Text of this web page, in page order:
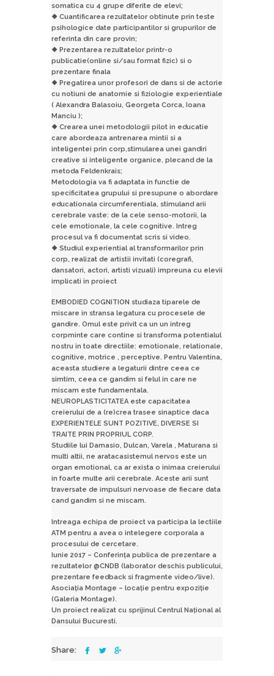
somatica cu 4 grupe diferite de elevi;
❖ Cuantificarea rezultatelor obtinute prin teste
psihologice date participantilor si grupurilor de
referinta din care provin;
❖ Prezentarea rezultatelor printr-o
publicatie(online si/sau format fizic) si o
prezentare finala
❖ Pregatirea unor profesori de dans si de actorie
cu notiuni de anatomie si fiziologie experientiale
( Alexandra Balasoiu, Georgeta Corca, Ioana
Manciu );
❖ Crearea unei metodologii pilot in educatie
care abordeaza antrenarea mintii si a
inteligentei prin corp,stimularea unei gandiri
creative si inteligente organice, plecand de la
metoda Feldenkrais;
Metodologia va fi adaptata in functie de
specificitatea grupului si presupune o abordare
educationala circumferentiala, stimuland arii
cerebrale vaste: de la cele senso-motorii, la
cele emotionale, la cele cognitive. Intreg
procesul va fi documentat scris si video.
❖ Studiul experiential al transformarilor prin
corp, realizat de artistii invitati (coregrafi,
dansatori, actori, artisti vizuali) impreuna cu elevii
implicati in proiect
EMBODIED COGNITION studiaza tiparele de
miscare in stransa legatura cu procesele de
gandire. Omul este privit ca un un intreg
corpminte care contine si transforma potentialul
nostru in toate directiile: emotionale, relationale,
cognitive, motrice , perceptive. Pentru Valentina,
aceasta studiere a legaturii dintre ceea ce
simtim, ceea ce gandim si felul in care ne
miscam este fundamentala.
NEUROPLASTICITATEA este capacitatea
creierului de a (re)crea trasee sinaptice daca
EXPERIENTELE SUNT POZITIVE, DIVERSE SI
TRAITE PRIN PROPRIUL CORP.
Studiile lui Damasio, Dulcan, Varela , Maturana si
multi altii, ne aratacasistemul nervos este un
organ emotional, ca ar exista o inimaa creierului
in foarte multe arii cerebrale. Aceste arii sunt
traversate de impulsuri nervoase de fiecare data
cand gandim si ne miscam.
Intreaga echipa de proiect va participa la lectiile
ATM pentru a avea o intelegere corporala a
procesului de cercetare.
Iunie 2017 – Conferința publica de prezentare a
rezultatelor @CNDB (laborator deschis publicului,
prezentare feedback si fragmente video/live).
Asociația Montage – locație pentru expoziție
(Galeria Montage).
Un proiect realizat cu sprijinul Centrul Național al
Dansului Bucuresti.
Share: